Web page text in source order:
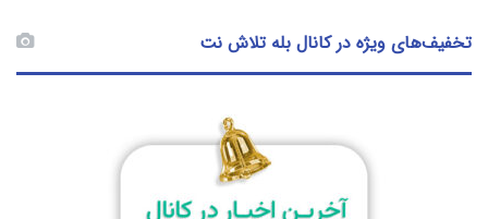
تخفیف‌های ویژه در کانال بله تلاش نت